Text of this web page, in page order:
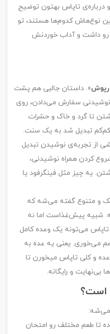
درباره‌ی تاپاس بهتون توضیح
نوع‌هاش کدوم‌ها هستند، تو
داشت و آداب خوردنش
». داستان جالبی هم پشت
سفارش می‌دادن، روی
تا گرد و خاک و حشرات
تبدیل شد به یک سنت.
از تجربه‌ی نوشیدن تبدیل
کردن همراه نوشیدنی،
یه چیز مثل فینگرفود یا
و متنوع گفته می‌شه که
شبیه پیش‌غذاست اما نه
تاپاس می‌تونه یک وعده کامل
می‌خوری. یعنی یه عده به
و کلی تاپاس میخورن تا
و رایگانه.
است؟
می‌شه:
تا طعم مختلف رو امتحان